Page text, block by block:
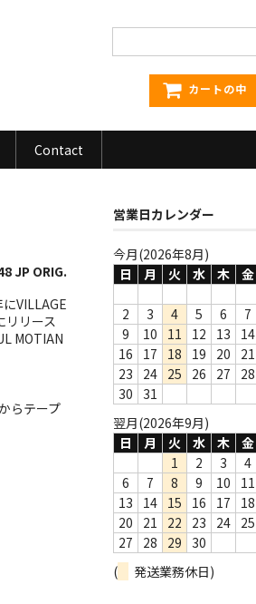
カートの中
Contact
JP ORIG.
VILLAGE
リリース
MOTIAN
らテープ
営業日カレンダー
今月(2026年8月)
日
月 火 水 木 金
2
3 4 5 6 7
9
10 11 12 13 14
16
17 18 19 20 21
23
24 25 26 27 28
30
31
翌月(2026年9月)
日
月 火 水 木 金
1
2 3 4
6
7 8 9 10 11
13
14 15 16 17 18
20
21 22 23 24 25
27
28 29
30
(
発送業務休日)